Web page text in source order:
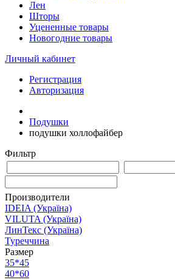
Лен
Шторы
Уцененные товары
Новогодние товары
Личный кабинет
Регистрация
Авторизация
Подушки
подушки холлофайбер
Фильтр
Производители
IDEIA (Україна)
VILUTA (Україна)
ЛинТекс (Україна)
Туреччина
Размер
35*45
40*60